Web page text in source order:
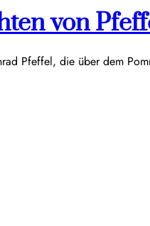
von
Pfeffel, die über dem